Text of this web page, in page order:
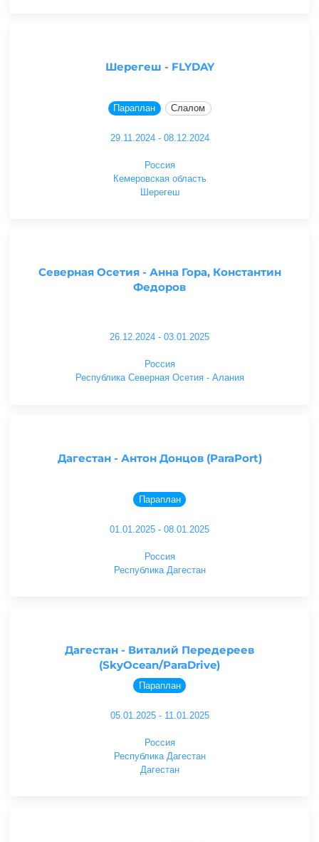
Шерегеш - FLYDAY
Параплан Слалом
29.11.2024 - 08.12.2024
Россия
Кемеровская область
Шерегеш
Северная Осетия - Анна Гора, Константин
Федоров
26.12.2024 - 03.01.2025
Россия
Республика Северная Осетия - Алания
Дагестан - Антон Донцов (ParaPort)
Параплан
01.01.2025 - 08.01.2025
Россия
Республика Дагестан
Дагестан - Виталий Передереев
(SkyOcean/ParaDrive)
Параплан
05.01.2025 - 11.01.2025
Россия
Республика Дагестан
Дагестан